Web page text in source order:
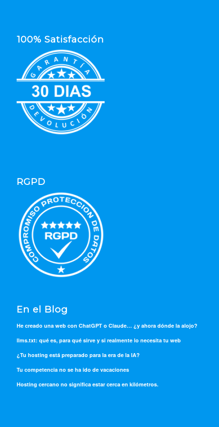
100% Satisfacción
RGPD
En el Blog
He creado una web con ChatGPT o Claude… ¿y ahora dónde la alojo?
llms.txt: qué es, para qué sirve y si realmente lo necesita tu web
¿Tu hosting está preparado para la era de la IA?
Tu competencia no se ha ido de vacaciones
Hosting cercano no significa estar cerca en kilómetros.